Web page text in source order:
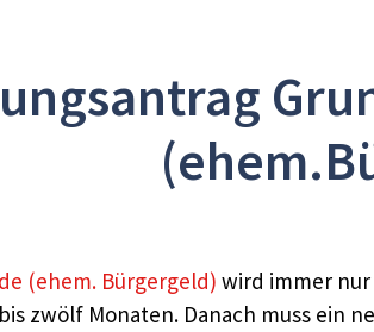
(ehem. Bürgergeld) wird immer
zwölf Monaten. Danach muss ein